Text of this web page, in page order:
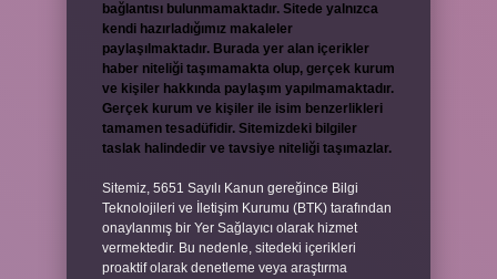
bağlantısı bulunmamaktadır. Sitede yalnızca
kendi hazırladığımız makaleler
paylaşılmaktadır. Burada yer alan içerikler
haber niteliği taşımamakta olup, gerçek kurum
ve kişiler hakkında paylaşım yapılmamaktadır.
Gerçek kurum ve kişiler ile isim benzerlikleri
tamamen tesadüfidir. Sitemizdeki bilgiler
taslak halindedir ve tavsiye niteliği taşımazlar.
Sitemiz, 5651 Sayılı Kanun gereğince Bilgi
Teknolojileri ve İletişim Kurumu (BTK) tarafından
onaylanmış bir Yer Sağlayıcı olarak hizmet
vermektedir. Bu nedenle, sitedeki içerikleri
proaktif olarak denetleme veya araştırma